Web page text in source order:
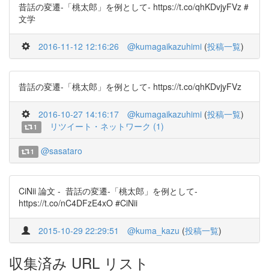
昔話の変遷-「桃太郎」を例として- https://t.co/qhKDvjyFVz #
文学
2016-11-12 12:16:26 @kumagaikazuhimi (投稿一覧)
昔話の変遷-「桃太郎」を例として- https://t.co/qhKDvjyFVz
2016-10-27 14:16:17 @kumagaikazuhimi (投稿一覧)
1 リツイート・ネットワーク (1)
1 @sasataro
CiNii 論文 - 昔話の変遷-「桃太郎」を例として-
https://t.co/nC4DFzE4xO #CiNii
2015-10-29 22:29:51 @kuma_kazu (投稿一覧)
収集済み URL リスト